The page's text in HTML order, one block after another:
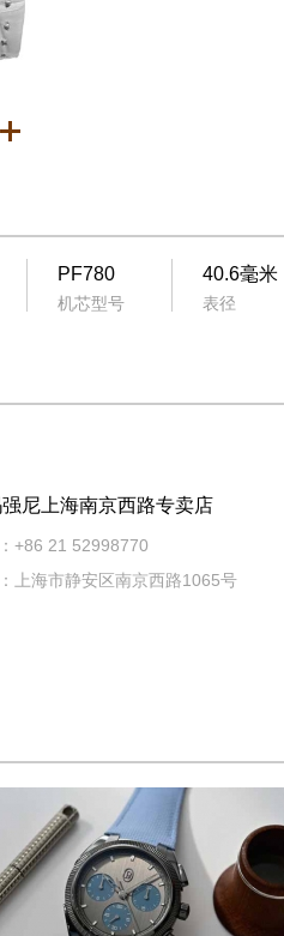
PF780
机芯型号
40.6毫米
表径
尼上海南京西路专卖店
+86 21 52998770
上海市静安区南京西路1065号